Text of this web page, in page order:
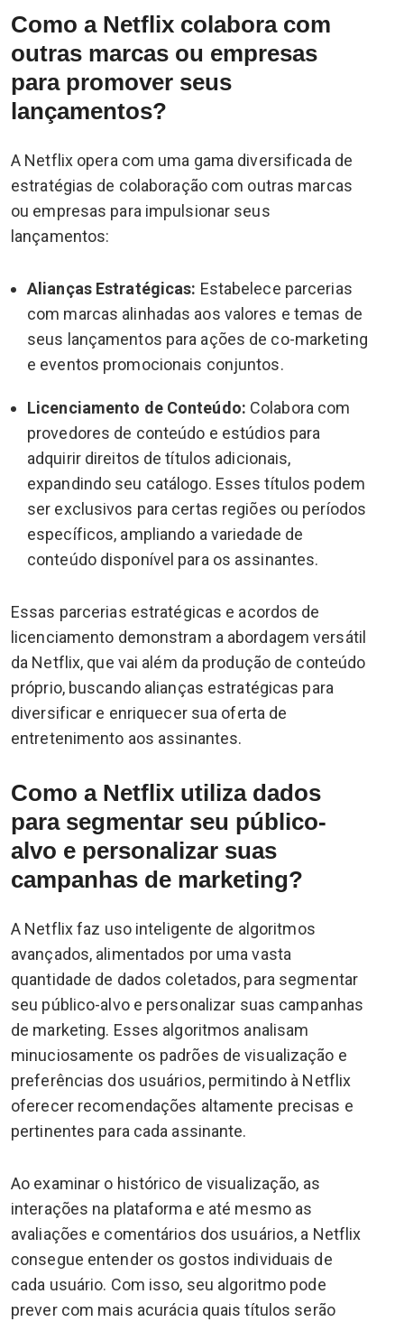
Como a Netflix colabora com
outras marcas ou empresas
para promover seus
lançamentos?
A Netflix opera com uma gama diversificada de
estratégias de colaboração com outras marcas
ou empresas para impulsionar seus
lançamentos:
Alianças Estratégicas: Estabelece parcerias
com marcas alinhadas aos valores e temas de
seus lançamentos para ações de co-marketing
e eventos promocionais conjuntos.
Licenciamento de Conteúdo: Colabora com
provedores de conteúdo e estúdios para
adquirir direitos de títulos adicionais,
expandindo seu catálogo. Esses títulos podem
ser exclusivos para certas regiões ou períodos
específicos, ampliando a variedade de
conteúdo disponível para os assinantes.
Essas parcerias estratégicas e acordos de
licenciamento demonstram a abordagem versátil
da Netflix, que vai além da produção de conteúdo
próprio, buscando alianças estratégicas para
diversificar e enriquecer sua oferta de
entretenimento aos assinantes.
Como a Netflix utiliza dados
para segmentar seu público-
alvo e personalizar suas
campanhas de marketing?
A Netflix faz uso inteligente de algoritmos
avançados, alimentados por uma vasta
quantidade de dados coletados, para segmentar
seu público-alvo e personalizar suas campanhas
de marketing. Esses algoritmos analisam
minuciosamente os padrões de visualização e
preferências dos usuários, permitindo à Netflix
oferecer recomendações altamente precisas e
pertinentes para cada assinante.
Ao examinar o histórico de visualização, as
interações na plataforma e até mesmo as
avaliações e comentários dos usuários, a Netflix
consegue entender os gostos individuais de
cada usuário. Com isso, seu algoritmo pode
prever com mais acurácia quais títulos serão